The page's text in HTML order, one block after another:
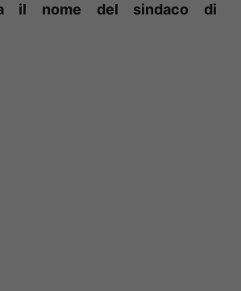
il nome del sindaco di